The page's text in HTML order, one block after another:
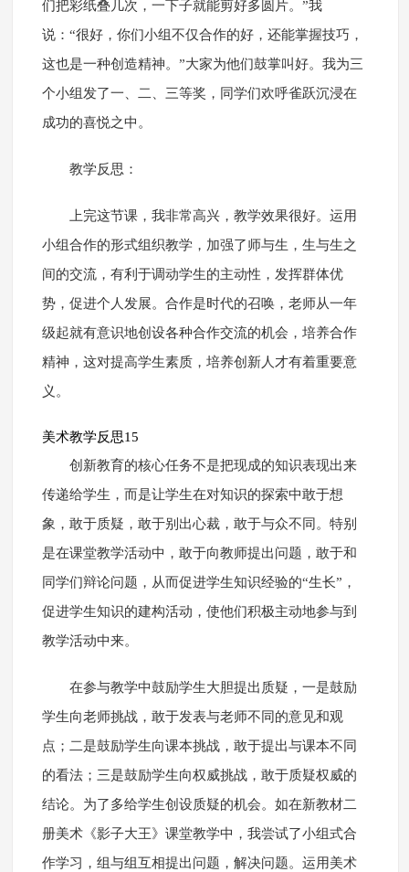
们把彩纸叠几次，一下子就能剪好多圆片。”我
说：“很好，你们小组不仅合作的好，还能掌握技巧，
这也是一种创造精神。”大家为他们鼓掌叫好。我为三
个小组发了一、二、三等奖，同学们欢呼雀跃沉浸在
成功的喜悦之中。
教学反思：
上完这节课，我非常高兴，教学效果很好。运用
小组合作的形式组织教学，加强了师与生，生与生之
间的交流，有利于调动学生的主动性，发挥群体优
势，促进个人发展。合作是时代的召唤，老师从一年
级起就有意识地创设各种合作交流的机会，培养合作
精神，这对提高学生素质，培养创新人才有着重要意
义。
美术教学反思15
创新教育的核心任务不是把现成的知识表现出来
传递给学生，而是让学生在对知识的探索中敢于想
象，敢于质疑，敢于别出心裁，敢于与众不同。特别
是在课堂教学活动中，敢于向教师提出问题，敢于和
同学们辩论问题，从而促进学生知识经验的“生长”，
促进学生知识的建构活动，使他们积极主动地参与到
教学活动中来。
在参与教学中鼓励学生大胆提出质疑，一是鼓励
学生向老师挑战，敢于发表与老师不同的意见和观
点；二是鼓励学生向课本挑战，敢于提出与课本不同
的看法；三是鼓励学生向权威挑战，敢于质疑权威的
结论。为了多给学生创设质疑的机会。如在新教材二
册美术《影子大王》课堂教学中，我尝试了小组式合
作学习，组与组互相提出问题，解决问题。运用美术